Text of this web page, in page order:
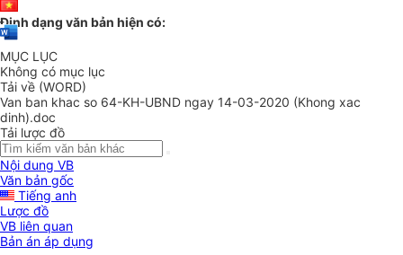
Định dạng văn bản hiện có:
MỤC LỤC
Không có mục lục
Tải về (WORD)
Van ban khac so 64-KH-UBND ngay 14-03-2020 (Khong xac
dinh).doc
Tải lược đồ
Nội dung VB
Văn bản gốc
Tiếng anh
Lược đồ
VB liên quan
Bản án áp dụng